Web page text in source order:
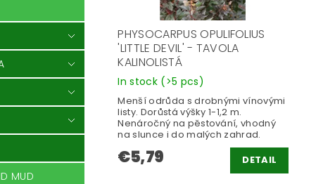
MUD
PHYSOCARPUS OPULIFOLIUS
'LITTLE DEVIL' - TAVOLA
KALINOLISTÁ
In stock (>5 pcs)
Menší odrůda s drobnými vínovými
listy. Dorůstá výšky 1-1,2 m.
Nenáročný na pěstování, vhodný
na slunce i do malých zahrad.
€5,79 DETAIL